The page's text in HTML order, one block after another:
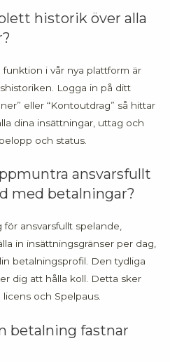
historik över alla
i vår nya plattform är
Logga in på ditt
eller “Kontoutdrag” så hittar
dina insättningar, uttag och
och status.
ansvarsfullt
med betalningar?
ansvarsfullt spelande,
in insättningsgränser per dag,
betalningsprofil. Den tydliga
dig att hålla koll. Detta sker
och Spelpaus.
betalning fastnar